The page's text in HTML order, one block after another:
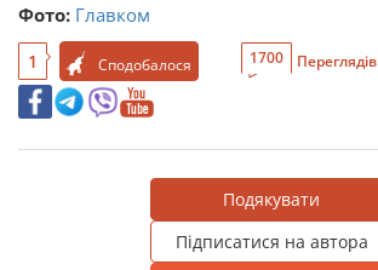
Фото: Главком
1 Сподобалося 1700 Переглядів
Подякувати
Підписатися на автора